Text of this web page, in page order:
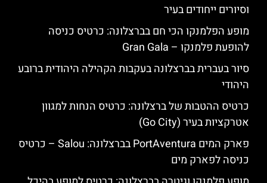
וסיורים ייחודים בעיר
מופע הפלמנקו הכי חם בברצלונה: כרטיס כניסה
להופעת פלמנקו – Gran Gala
סיור בעברית בברצלונה בעקבות הקהילה היהודית ברובע
היהודי
כרטיס ההטבות של ברצלונה: כרטיס הנחות למגוון
אטרקציות בעיר (Go City)
פארק המים PortAventura בברצלונה: Salou – כרטיס
כניסה לפארק מים